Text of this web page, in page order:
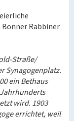
Bonner Rabbiner
Straße/
Synagogenplatz.
ein Bethaus
wird. 1903
errichtet, weil